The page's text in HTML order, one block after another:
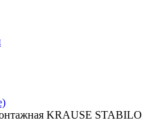
KRAUSE STABILO